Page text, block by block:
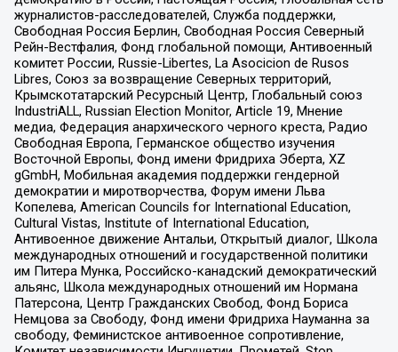
журналистов-расследователей, Служба поддержки,
Свободная Россия Берлин, Свободная Россия Северный
Рейн-Вестфалия, Фонд глобальной помощи, Антивоенный
комитет России, Russie-Libertes, La Asocicion de Rusos
Libres, Союз за возвращение Северных территорий,
Крымскотатарский Ресурсный Центр, Глобальный союз
IndustriALL, Russian Election Monitor, Article 19, Мнение
медиа, Федерация анархического черного креста, Радио
Свободная Европа, Германское общество изучения
Восточной Европы, Фонд имени Фридриха Эберта, XZ
gGmbH, Мобильная академия поддержки гендерной
демократии и миротворчества, Форум имени Льва
Копелева, American Councils for International Education,
Cultural Vistas, Institute of International Education,
Антивоенное движение Антальи, Открытый диалог, Школа
международных отношений и государственной политики
им Питера Мунка, Российско-канадский демократический
альянс, Школа международных отношений им Нормана
Патерсона, Центр Гражданских Свобод, Фонд Бориса
Немцова за Свободу, Фонд имени Фридриха Науманна за
свободу, Феминистское антивоенное сопротивление,